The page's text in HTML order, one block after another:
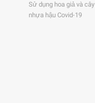
Sử dụng hoa giả và cây
nhựa hậu Covid-19